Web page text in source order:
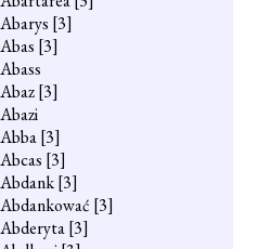
Abarys [3]
Abas [3]
Abass
Abaz[3]
Abazi
Abba[3]
Abcas [3]
Abdank[3]
Abdankować [3]
Abderyta[3]